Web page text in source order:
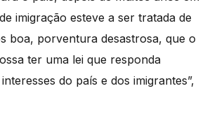
imigração esteve a ser tratada de
boa, porventura desastrosa, que o
ter uma lei que responda
do país e dos imigrantes”,